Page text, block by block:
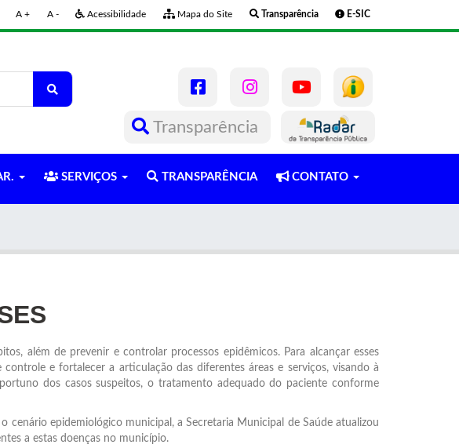
A + A - Acessibilidade Mapa do Site Transparência E-SIC
Transparência
SERVIÇOS TRANSPARÊNCIA CONTATO
além de prevenir e controlar processos epidêmicos. Para alcançar esses
e fortalecer a articulação das diferentes áreas e serviços, visando à
dos casos suspeitos, o tratamento adequado do paciente conforme
epidemiológico municipal, a Secretaria Municipal de Saúde atualizou
a estas doenças no município.